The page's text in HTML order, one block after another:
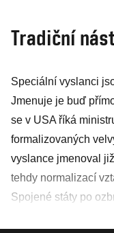
Tradiční
Speciální vyslanci
Jmenuje je buď
se v USA říká
formalizovaných
vyslance jmenoval
tehdy normalizací
Spojené státy po